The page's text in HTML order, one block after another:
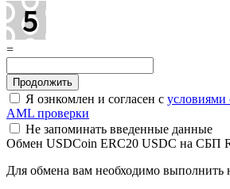
=
Я ознкомлен и согласен с условиями
AML проверки
Не запоминать введенные данные
Обмен USDCoin ERC20 USDC на СБП
Для обмена вам необходимо выполнить